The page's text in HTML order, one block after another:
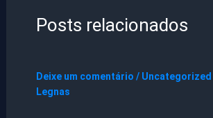
Posts relacionados
Deixe um comentário / Uncategorized
Legnas